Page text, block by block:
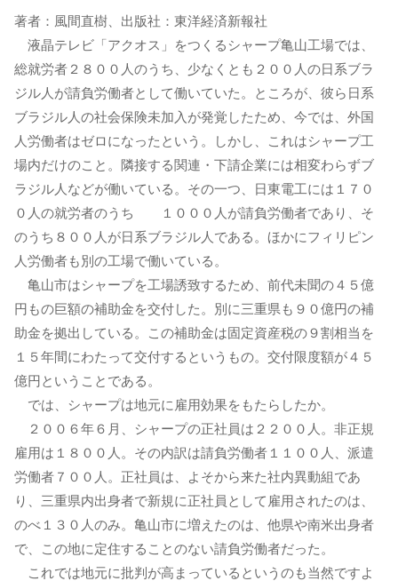
著者：風間直樹、出版社：東洋経済新報社
液晶テレビ「アクオス」をつくるシャープ亀山工場では、
総就労者２８００人のうち、少なくとも２００人の日系ブラ
ジル人が請負労働者として働いていた。ところが、彼ら日系
ブラジル人の社会保険未加入が発覚したため、今では、外国
人労働者はゼロになったという。しかし、これはシャープ工
場内だけのこと。隣接する関連・下請企業には相変わらずブ
ラジル人などが働いている。その一つ、日東電工には１７０
０人の就労者のうち １０００人が請負労働者であり、そ
のうち８００人が日系ブラジル人である。ほかにフィリピン
人労働者も別の工場で働いている。
亀山市はシャープを工場誘致するため、前代未聞の４５億
円もの巨額の補助金を交付した。別に三重県も９０億円の補
助金を拠出している。この補助金は固定資産税の９割相当を
１５年間にわたって交付するというもの。交付限度額が４５
億円ということである。
では、シャープは地元に雇用効果をもたらしたか。
２００６年６月、シャープの正社員は２２００人。非正規
雇用は１８００人。その内訳は請負労働者１１００人、派遣
労働者７００人。正社員は、よそから来た社内異動組であ
り、三重県内出身者で新規に正社員として雇用されたのは、
のべ１３０人のみ。亀山市に増えたのは、他県や南米出身者
で、この地に定住することのない請負労働者だった。
これでは地元に批判が高まっているというのも当然ですよ